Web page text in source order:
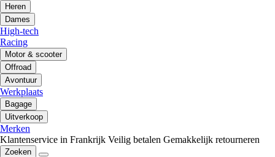
Heren
Dames
High-tech
Racing
Motor & scooter
Offroad
Avontuur
Werkplaats
Bagage
Uitverkoop
Merken
Klantenservice in Frankrijk Veilig betalen Gemakkelijk retourneren
Zoeken